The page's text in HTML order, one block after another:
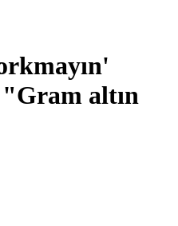
altın